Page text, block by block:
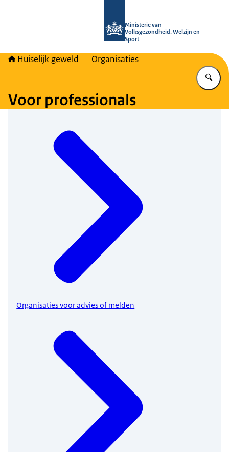
Ministerie van
Volksgezondheid, Welzijn en
Sport
Huiselijk geweld Organisaties
Voor professionals
Organisaties voor advies of melden